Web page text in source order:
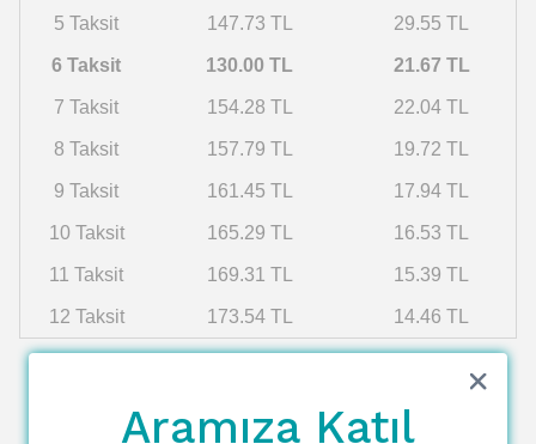
5 Taksit 147.73 TL 29.55 TL
6 Taksit 130.00 TL 21.67 TL
7 Taksit 154.28 TL 22.04 TL
8 Taksit 157.79 TL 19.72 TL
9 Taksit 161.45 TL 17.94 TL
10 Taksit 165.29 TL 16.53 TL
11 Taksit 169.31 TL 15.39 TL
12 Taksit 173.54 TL 14.46 TL
Aramıza Katıl